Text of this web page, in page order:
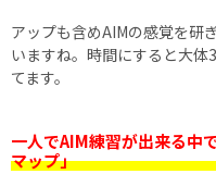
アップも含めAIMの感覚を研
いますね。時間にすると大
てます。
一人でAIM練習が出来る中
マップ」